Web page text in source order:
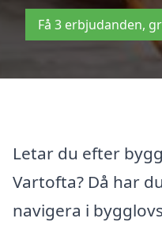
Få 3 erbjudanden,
Letar du efter
Vartofta? Då har
navigera i